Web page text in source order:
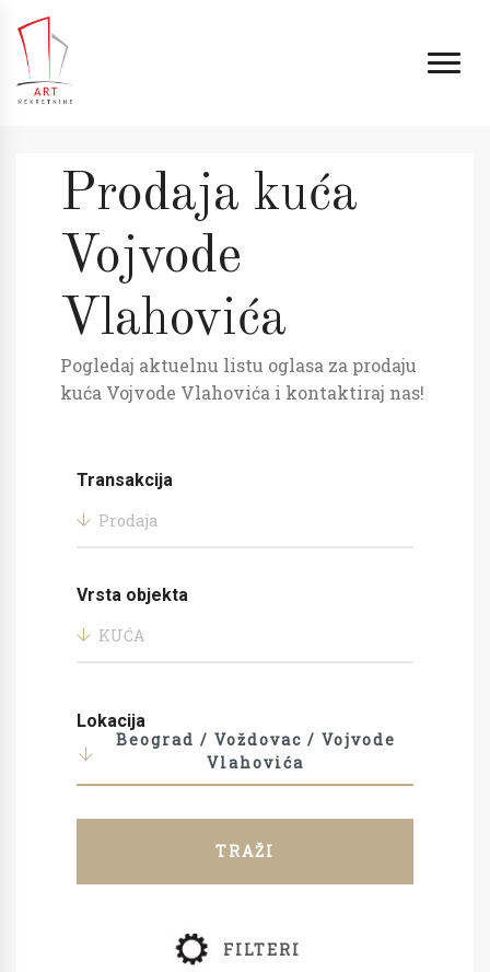
Prodaja kuća
Vojvode
Vlahovića
Pogledaj aktuelnu listu oglasa za prodaju
kuća Vojvode Vlahovića i kontaktiraj nas!
Transakcija
Prodaja
Vrsta objekta
KUĆA
Lokacija
Beograd / Voždovac / Vojvode
Vlahovića
TRAŽI
FILTERI